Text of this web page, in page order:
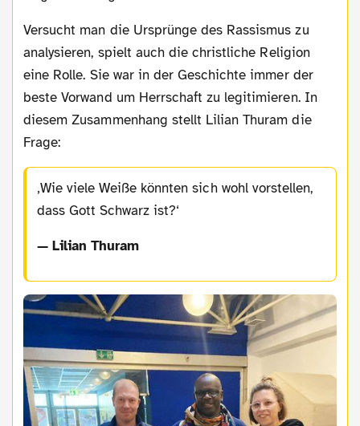
Versucht man die Ursprünge des Rassismus zu
analysieren, spielt auch die christliche Religion
eine Rolle. Sie war in der Geschichte immer der
beste Vorwand um Herrschaft zu legitimieren. In
diesem Zusammenhang stellt Lilian Thuram die
Frage:
Wie viele Weiße könnten sich wohl vorstellen,
dass Gott Schwarz ist?
— Lilian Thuram